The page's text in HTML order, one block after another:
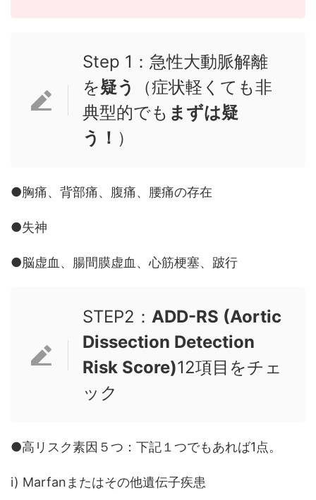
Step 1：急性大動脈解離
を疑う
（症状軽くても非
典型的でも まずは疑
う！ ）
●胸痛、背部痛、腹痛、腰痛の存在
●失神
●脳虚血、腸間膜虚血、心筋梗塞、跛行
STEP2： ADD-RS (Aortic
Dissection Detection
Risk Score)12項目をチェ
ック
●高リスク素因５つ：下記１つでもあれば1点。
i) Marfanまたはその他遺伝子疾患